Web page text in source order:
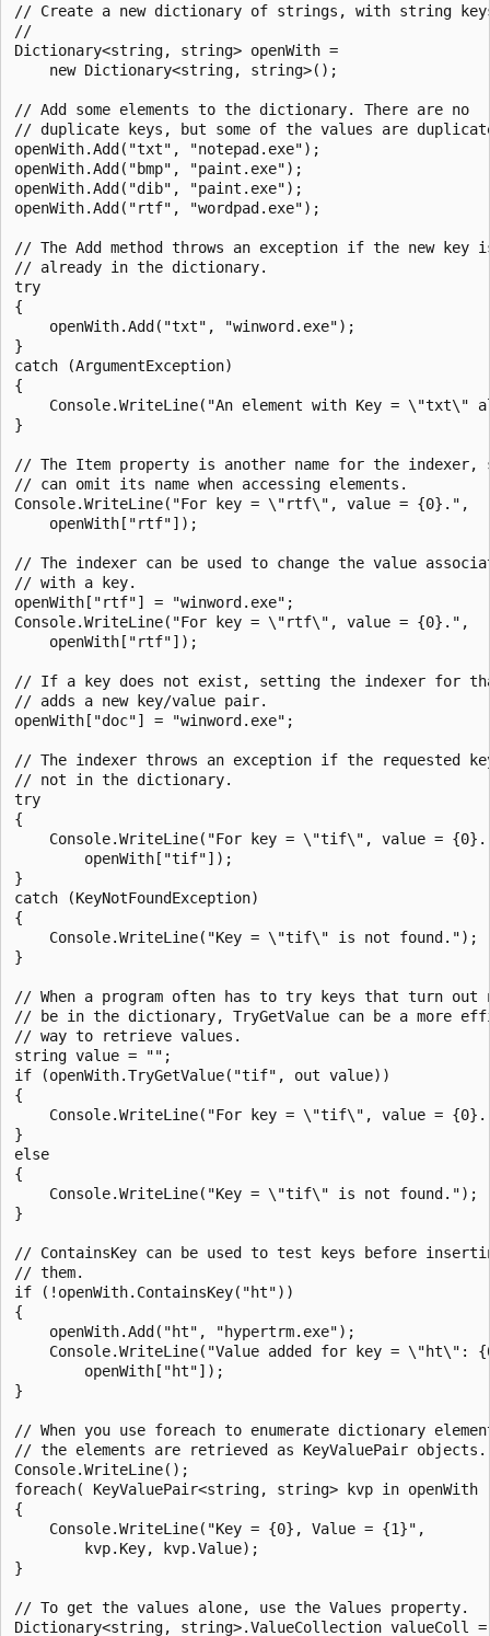
// Create a new dictionary of strings, with string
//
Dictionary<string, string> openWith =
    new Dictionary<string, string>();
// Add some elements to the dictionary. There are no
// duplicate keys, but some of the values are
openWith.Add("txt", "notepad.exe");
openWith.Add("bmp", "paint.exe");
openWith.Add("dib", "paint.exe");
openWith.Add("rtf", "wordpad.exe");
// The Add method throws an exception if the new key
// already in the dictionary.
try
{
    openWith.Add("txt", "winword.exe");
}
catch (ArgumentException)
{
Console.WriteLine("An element with Key = \"txt\"
}
// The Item property is another name for the indexer,
// can omit its name when accessing elements.
Console.WriteLine("For key = \"rtf\", value = {0}.",
    openWith["rtf"]);
// The indexer can be used to change the value
// with a key.
openWith["rtf"] = "winword.exe";
Console.WriteLine("For key = \"rtf\", value = {0}.",
    openWith["rtf"]);
// If a key does not exist, setting the indexer for
// adds a new key/value pair.
openWith["doc"] = "winword.exe";
// The indexer throws an exception if the requested
// not in the dictionary.
try
{
Console.WriteLine("For key = \"tif\", value =
        openWith["tif"]);
}
catch (KeyNotFoundException)
{
    Console.WriteLine("Key = \"tif\" is not found.");
}
// When a program often has to try keys that turn out
// be in the dictionary, TryGetValue can be a more
// way to retrieve values.
string value = "";
if (openWith.TryGetValue("tif", out value))
{
Console.WriteLine("For key = \"tif\", value =
}
else
{
    Console.WriteLine("Key = \"tif\" is not found.");
}
// ContainsKey can be used to test keys before
// them.
if (!openWith.ContainsKey("ht"))
{
    openWith.Add("ht", "hypertrm.exe");
Console.WriteLine("Value added for key = \"ht\":
        openWith["ht"]);
}
// When you use foreach to enumerate dictionary
// the elements are retrieved as KeyValuePair objects.
Console.WriteLine();
foreach( KeyValuePair<string, string> kvp in openWith
{
    Console.WriteLine("Key = {0}, Value = {1}",
        kvp.Key, kvp.Value);
}
// To get the values alone, use the Values property.
Dictionary<string, string>.ValueCollection valueColl =